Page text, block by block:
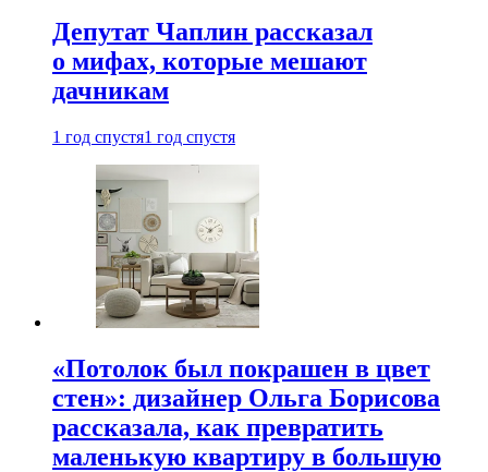
Депутат Чаплин рассказал
о мифах, которые мешают
дачникам
1 год спустя1 год спустя
«Потолок был покрашен в цвет
стен»: дизайнер Ольга Борисова
рассказала, как превратить
маленькую квартиру в большую